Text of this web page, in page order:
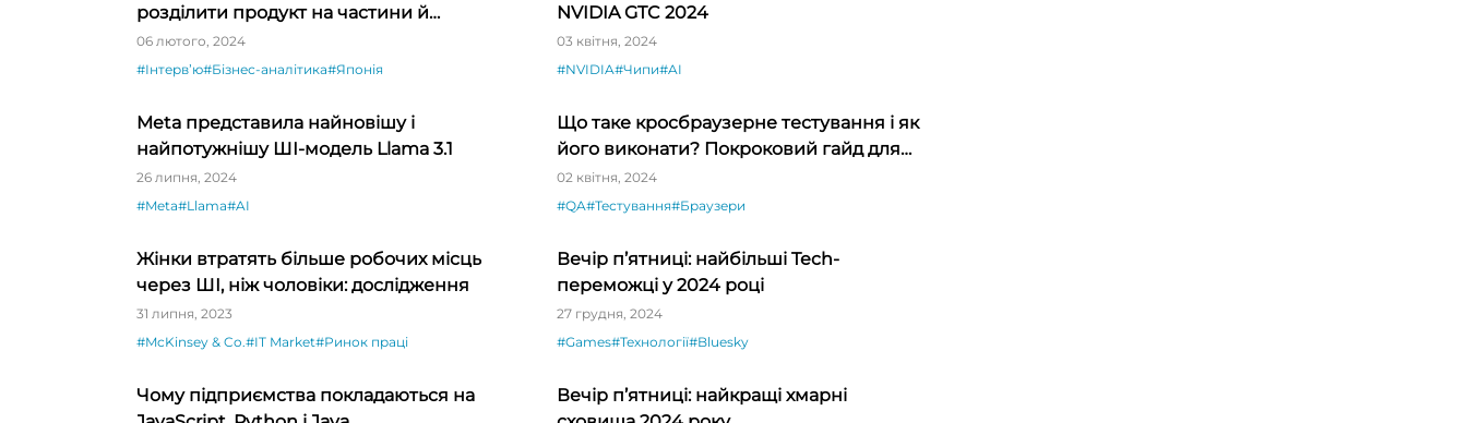
розділити продукт на частини й
продавати окремо – ви будете вражені»
06 лютого, 2024
#Інтервʼю#Бізнес-аналітика#Японія
NVIDIA GTC 2024
03 квітня, 2024
#NVIDIA#Чипи#AI
Meta представила найновішу і
найпотужнішу ШІ-модель Llama 3.1
26 липня, 2024
#Meta#Llama#AI
Що таке кросбраузерне тестування і як
його виконати? Покроковий гайд для
QA-початківців
02 квітня, 2024
#QA#Тестування#Браузери
Жінки втратять більше робочих місць
через ШІ, ніж чоловіки: дослідження
31 липня, 2023
#McKinsey & Co.#IT Market#Ринок праці
Вечір п’ятниці: найбільші Tech-
переможці у 2024 році
27 грудня, 2024
#Games#Технології#Bluesky
Чому підприємства покладаються на
Вечір п’ятниці: найкращі хмарні